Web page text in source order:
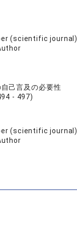
(scientific journal)
己言及の必要性
- 497)
(scientific journal)